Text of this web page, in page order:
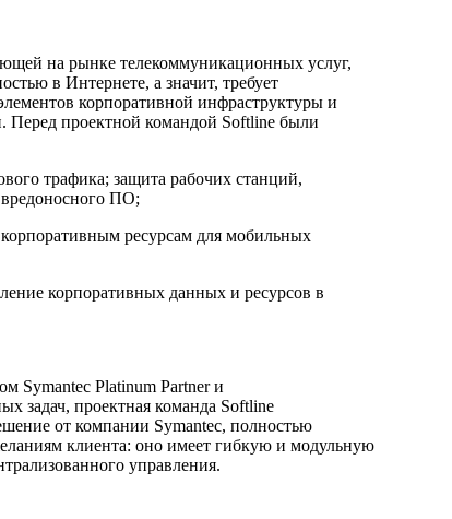
на рынке телекоммуникационных услуг,
в Интернете, а значит, требует
корпоративной инфраструктуры и
проектной командой Softline были
трафика; защита рабочих станций,
ПО;
ресурсам для мобильных
корпоративных данных и ресурсов в
Symаntec Platinum Partner и
задач, проектная команда Softline
от компании Symаntec, полностью
клиента: оно имеет гибкую и модульную
управления.